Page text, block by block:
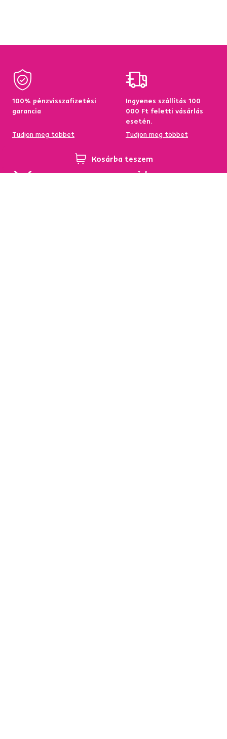
Kosárba teszem
100% pénzvisszafizetési
garancia
Tudjon meg többet
Ingyenes szállítás 100
000 Ft feletti vásárlás
esetén.
Tudjon meg többet